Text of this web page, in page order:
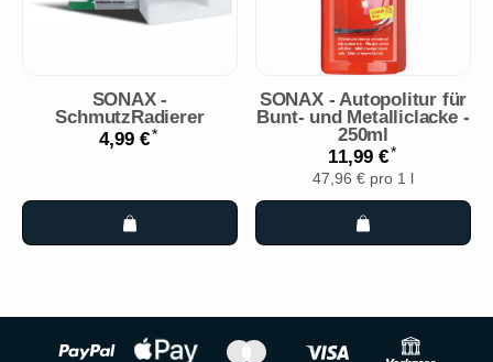
SONAX -
SchmutzRadierer
4,99 €*
SONAX - Autopolitur für
Bunt- und Metalliclacke -
250ml
11,99 €*
47,96 € pro 1 l